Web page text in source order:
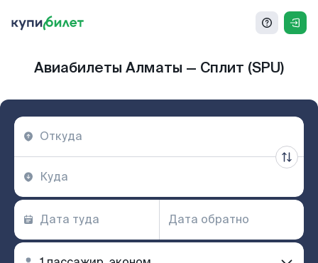
Авиабилеты Алматы — Сплит (SPU)